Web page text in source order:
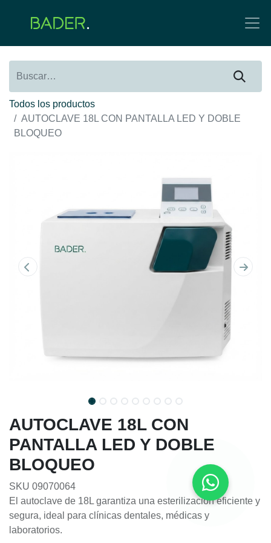
Todos los productos
AUTOCLAVE 18L CON PANTALLA LED Y DOBLE
BLOQUEO
AUTOCLAVE 18L CON
PANTALLA LED Y DOBLE
BLOQUEO
SKU 09070064
El autoclave de 18L garantiza una esterilización eficiente y
segura, ideal para clínicas dentales, médicas y
laboratorios.